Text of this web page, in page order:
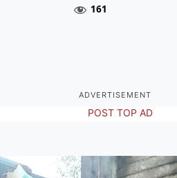
161
ADVERTISEMENT